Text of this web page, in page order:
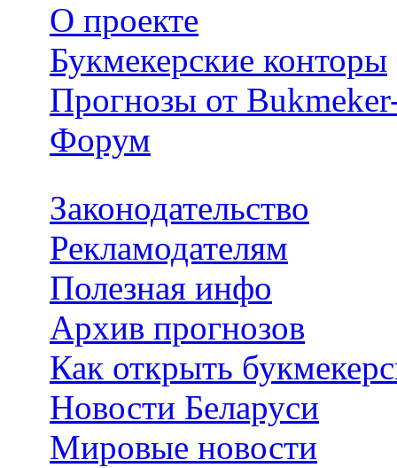
О проекте
Букмекерские конторы
Прогнозы от
Форум
Законодательство
Рекламодателям
Полезная инфо
Архив прогнозов
Как открыть
Новости Беларуси
Мировые новости